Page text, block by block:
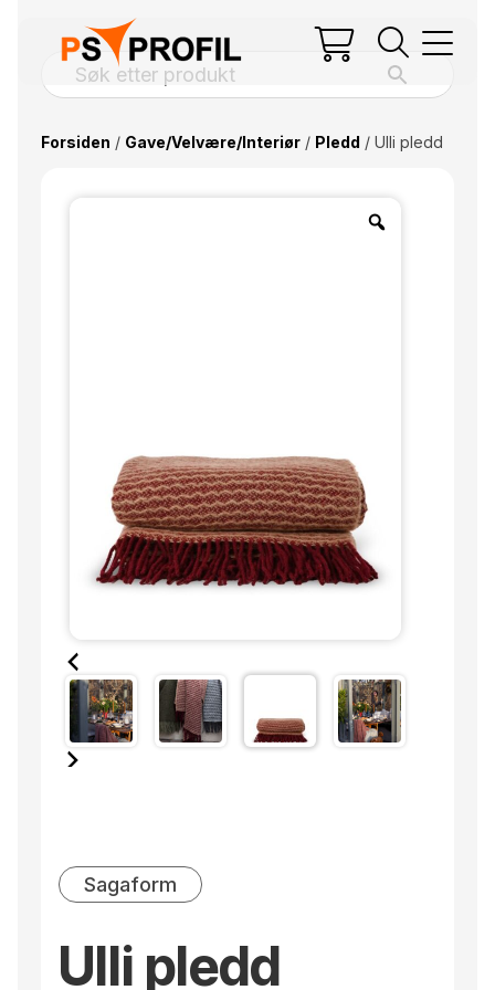
Forsiden / Gave/Velvære/Interiør/ Pledd / Ulli pledd
Sagaform
Ulli pledd